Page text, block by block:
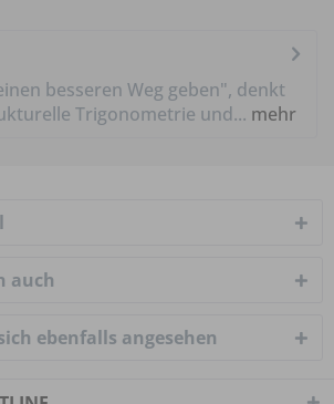
besseren Weg geben", denkt
Trigonometrie und... mehr
auch
ebenfalls angesehen